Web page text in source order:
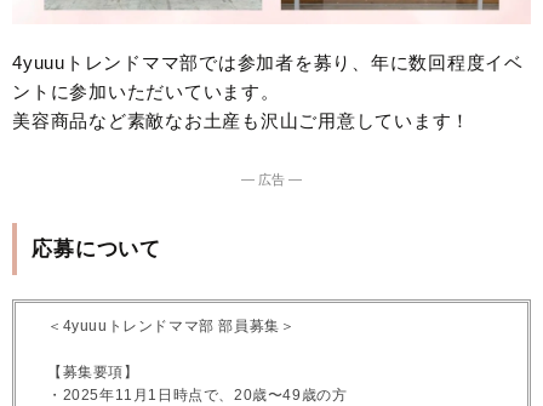
4yuuuトレンドママ部では参加者を募り、年に数回程度イベ
ントに参加いただいています。
美容商品など素敵なお土産も沢山ご用意しています！
― 広告 ―
応募について
＜4yuuuトレンドママ部 部員募集＞
【募集要項】
・2025年11月1日時点で、20歳〜49歳の方